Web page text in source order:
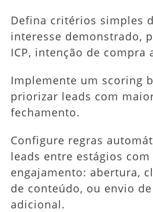
Defina critérios simples
interesse demonstrado,
ICP, intenção de compra
Implemente um scoring
priorizar leads com
fechamento.
Configure regras
leads entre estágios com
engajamento: abertura,
de conteúdo, ou envio
adicional.